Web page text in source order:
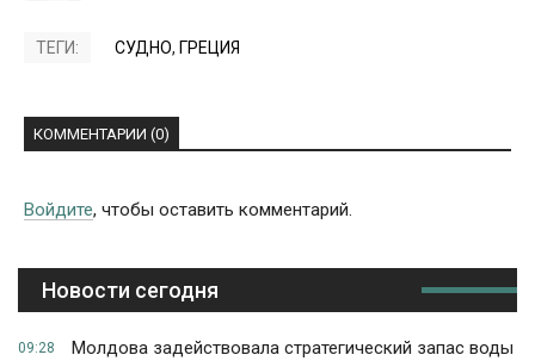
ТЕГИ: СУДНО, ГРЕЦИЯ
КОММЕНТАРИИ (0)
Войдите, чтобы оставить комментарий.
Новости сегодня
09:28
Молдова задействовала стратегический запас воды